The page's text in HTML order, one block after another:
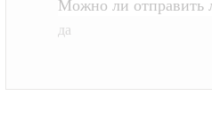
Можно ли отправить
да